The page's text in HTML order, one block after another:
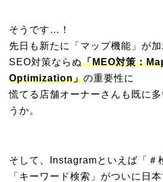
そうです…！
先日も新たに「マップ機能」が加
SEO対策ならぬ「MEO対策：
Optimization」の重要性に
慌てる店舗オーナーさんも既に
うか。
そして、Instagramといえば「＃
「キーワード検索」がついに日